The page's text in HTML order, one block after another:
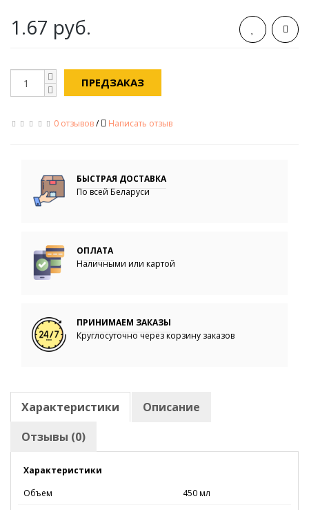
1.67 руб.
ПРЕДЗАКАЗ
0 отзывов/ Написать отзыв
БЫСТРАЯ ДОСТАВКА
По всей Беларуси
ОПЛАТА
Наличными или картой
ПРИНИМАЕМ ЗАКАЗЫ
Круглосуточно через корзину заказов
Характеристики
Описание
Отзывы (0)
Характеристики
Объем
450 мл